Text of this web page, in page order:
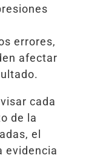
errores,
afectar
cada
de la
el
evidencia